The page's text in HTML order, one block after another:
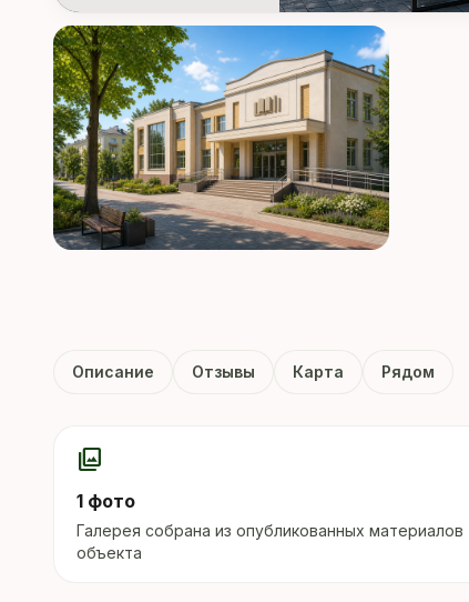
Описание Отзывы Карта Рядом
photo_library
1 фото
Галерея собрана из опубликованных материалов
объекта